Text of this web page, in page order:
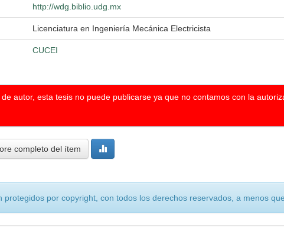
http://wdg.biblio.udg.mx
Licenciatura en Ingeniería Mecánica Electricista
CUCEI
autor, esta tesis no puede publicarse ya que no contamos con la
completo del ítem
protegidos por copyright, con todos los derechos reservados, a menos